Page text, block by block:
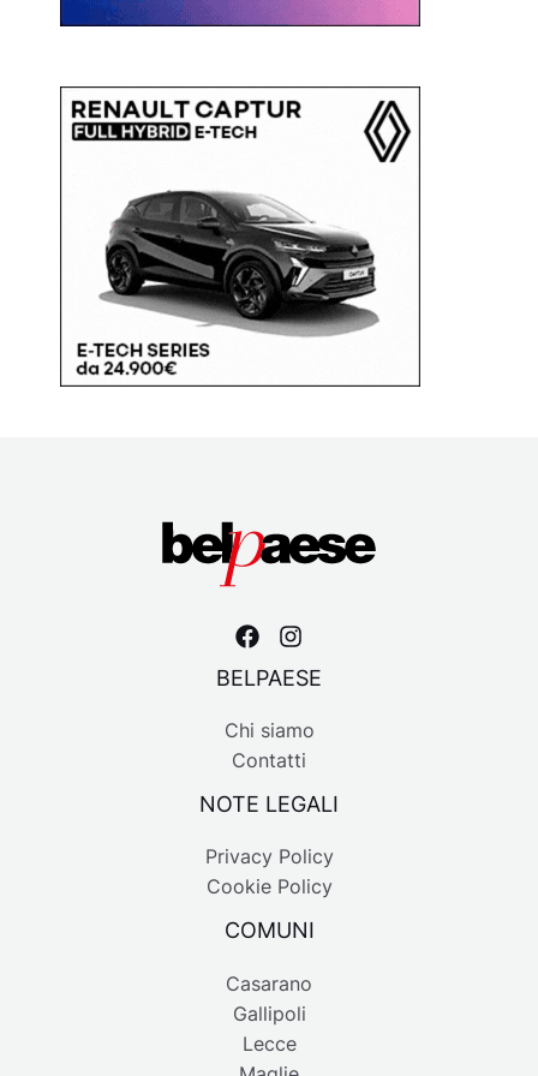
BELPAESE
Chi siamo
Contatti
NOTE LEGALI
Privacy Policy
Cookie Policy
COMUNI
Casarano
Gallipoli
Lecce